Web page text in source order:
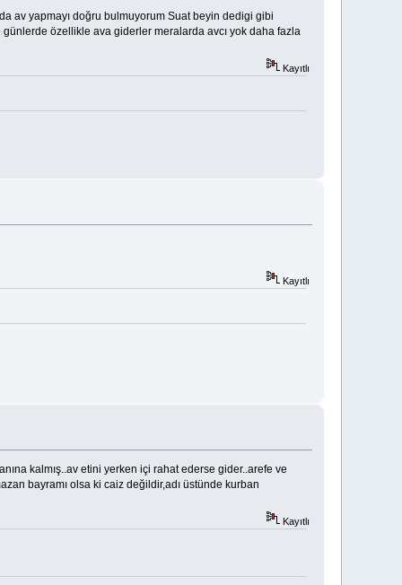
av yapmayı doğru bulmuyorum Suat beyin dedigi gibi
özellikle ava giderler meralarda avcı yok daha fazla
Kayıtlı
Kayıtlı
kalmış..av etini yerken içi rahat ederse gider..arefe ve
bayramı olsa ki caiz değildir,adı üstünde kurban
Kayıtlı